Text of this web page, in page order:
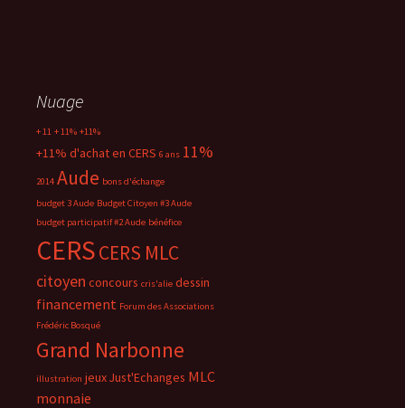
Nuage
+ 11 + 11% +11%
+11% d'achat en CERS 6 ans 11%
2014 Aude bons d'échange
budget 3 Aude Budget Citoyen #3 Aude
budget participatif #2 Aude bénéfice
CERSCERS MLC
citoyen concours cris'alie dessin
financement Forum des Associations
Frédéric Bosqué
Grand Narbonne
illustration jeuxJust'Echanges MLC
monnaie